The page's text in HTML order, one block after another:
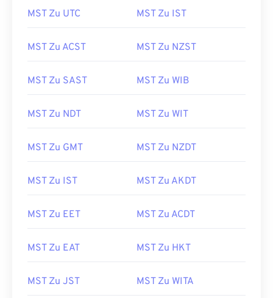
MST Zu UTC MST Zu IST
MST Zu ACST MST Zu NZST
MST Zu SAST MST Zu WIB
MST Zu NDT MST Zu WIT
MST Zu GMT MST Zu NZDT
MST Zu IST MST Zu AKDT
MST Zu EET MST Zu ACDT
MST Zu EAT MST Zu HKT
MST Zu JST MST Zu WITA